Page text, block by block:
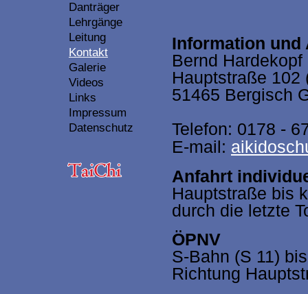
Information und
Bernd Hardekopf
Hauptstraße 102
51465 Bergisch
Telefon: 0178 -
E-mail:
Anfahrt
Hauptstraße bis
durch die letzte
ÖPNV
S-Bahn (S 11)
Richtung
Danträger
Lehrgänge
Leitung
Kontakt
Galerie
Videos
Links
Impressum
Datenschutz